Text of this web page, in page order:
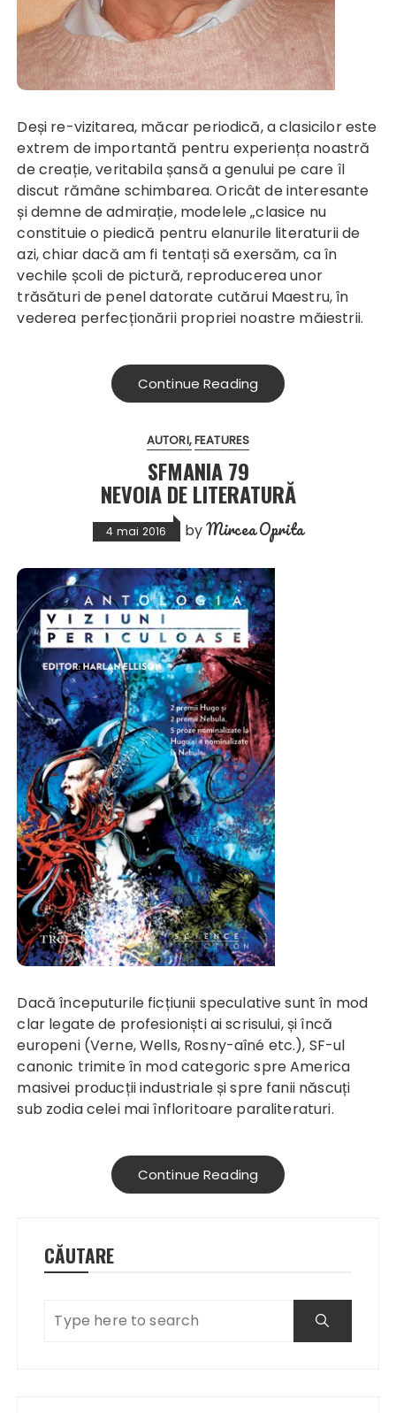
Deși re-vizitarea, măcar periodică, a clasicilor este
extrem de importantă pentru experiența noastră
de creație, veritabila șansă a genului pe care îl
discut rămâne schimbarea. Oricât de interesante
și demne de admirație, modelele „clasice nu
constituie o piedică pentru elanurile literaturii de
azi, chiar dacă am fi tentați să exersăm, ca în
vechile școli de pictură, reproducerea unor
trăsături de penel datorate cutărui Maestru, în
vederea perfecționării propriei noastre măiestrii.
Continue Reading
AUTORI FEATURES
SFMANIA 79
NEVOIA DE LITERATURĂ
4 mai 2016 byMircea Oprita
Dacă începuturile ficțiunii speculative sunt în mod
clar legate de profesioniști ai scrisului, și încă
europeni (Verne, Wells, Rosny-aîné etc.), SF-ul
canonic trimite în mod categoric spre America
masivei producții industriale și spre fanii născuți
sub zodia celei mai înfloritoare paraliteraturi.
Continue Reading
CĂUTARE